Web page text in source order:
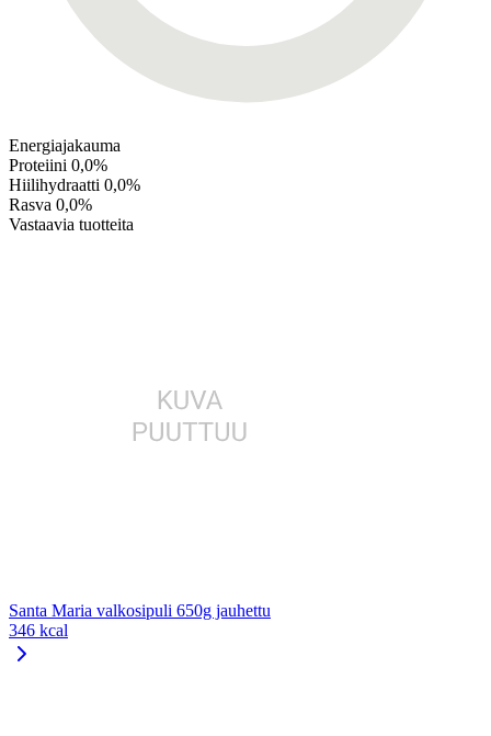
Energiajakauma
Proteiini 0,0%
Hiilihydraatti 0,0%
Rasva 0,0%
Vastaavia tuotteita
Santa Maria valkosipuli 650g jauhettu
346 kcal